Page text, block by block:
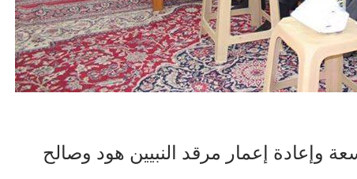
إعمار مرقد النبيين هود وصالح